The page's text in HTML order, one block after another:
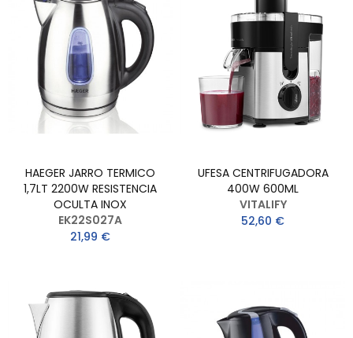
HAEGER JARRO TERMICO
1,7LT 2200W RESISTENCIA
OCULTA INOX
EK22S027A
21,99 €
UFESA CENTRIFUGADORA
400W 600ML
VITALIFY
52,60 €